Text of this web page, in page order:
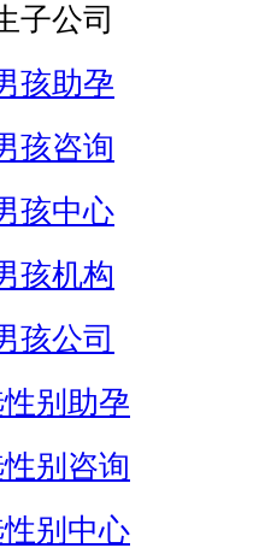
子公司
孩助孕
孩咨询
孩中心
孩机构
孩公司
别助孕
别咨询
别中心